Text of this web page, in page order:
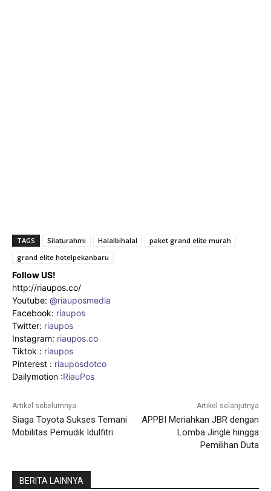
TAGS Silaturahmi Halalbihalal
paket grand elite murah
grand elite hotelpekanbaru
Follow US!
http://riaupos.co/
Youtube: @riauposmedia
Facebook: riaupos
Twitter: riaupos
Instagram: riaupos.co
Tiktok : riaupos
Pinterest : riauposdotco
Dailymotion :RiauPos
Artikel sebelumnya
Siaga Toyota Sukses Temani
Mobilitas Pemudik Idulfitri
Artikel selanjutnya
APPBI Meriahkan JBR dengan
Lomba Jingle hingga
Pemilihan Duta
BERITA LAINNYA